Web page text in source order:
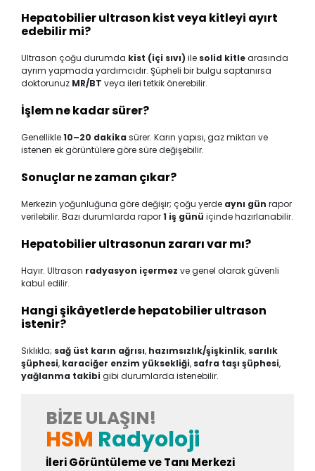
BIZE ULAŞIN!
HSM Radyoloji
İleri Görüntüleme ve Tanı Merkezi
Hepatobilier ultrason kist veya kitleyi ayırt
edebilir mi?
Ultrason çoğu durumda kist (içi sıvı) ile solid kitlearasında
ayrım yapmada yardımcıdır. Şüpheli bir bulgu saptanırsa
doktorunuz MR/BT veya ileri tetkik önerebilir.
İşlem ne kadar sürer?
Genellikle10–20 dakika sürer. Karın yapısı, gaz miktarı ve
istenen ek görüntülere göre süre değişebilir.
Sonuçlar ne zaman çıkar?
Merkezin yoğunluğuna göre değişir; çoğu yerde aynı gün rapor
verilebilir. Bazı durumlarda rapor1 iş günü içinde hazırlanabilir.
Hepatobilier ultrasonun zararı var mı?
Hayır. Ultrason radyasyon içermez ve genel olarak güvenli
kabul edilir.
Hangi şikâyetlerde hepatobilier ultrason
istenir?
Sıklıkla; sağ üst karın ağrısı, hazımsızlık/şişkinlik, sarılık
şüphesi, karaciğer enzim yüksekliği, safra taşı şüphesi,
yağlanma takibi gibi durumlarda istenebilir.